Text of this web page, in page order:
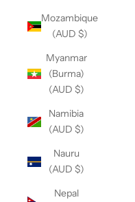
Mozambique
(AUD $)
Myanmar
(Burma)
(AUD $)
Namibia
(AUD $)
Nauru
(AUD $)
Nepal